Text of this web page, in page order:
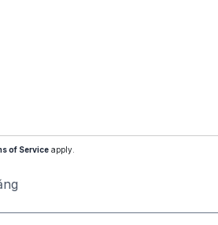
of Service apply.